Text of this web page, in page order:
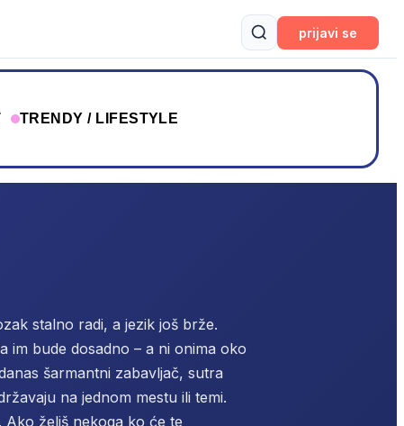
prijavi se
TRENDY / LIFESTYLE
stalno radi, a jezik još brže.
im bude dosadno – a ni onima oko
šarmantni zabavljač, sutra
na jednom mestu ili temi.
Ako želiš nekoga ko će te